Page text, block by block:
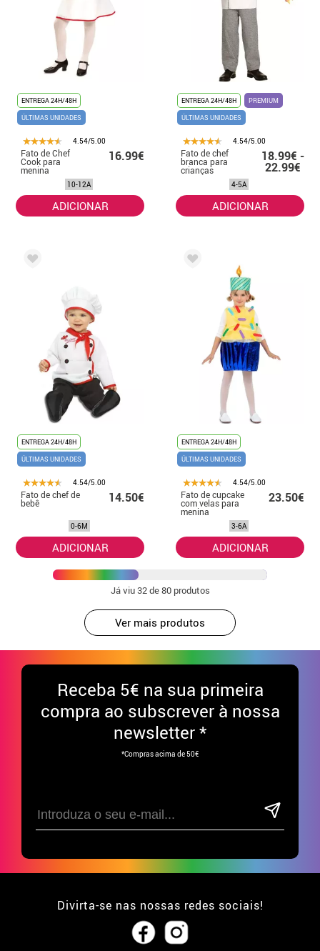
ENTREGA 24H/48H
ÚLTIMAS UNIDADES
4.54/5.00
Fato de Chef
Cook para
menina
16.99€
10-12A
ADICIONAR
ENTREGA 24H/48H
PREMIUM
ÚLTIMAS UNIDADES
4.54/5.00
Fato de chef
branca para
crianças
18.99€ -
22.99€
4-5A
ADICIONAR
ENTREGA 24H/48H
ÚLTIMAS UNIDADES
4.54/5.00
Fato de chef de
bebê 14.50€
0-6M
ADICIONAR
ENTREGA 24H/48H
ÚLTIMAS UNIDADES
4.54/5.00
Fato de cupcake
com velas para
menina
23.50€
3-6A
ADICIONAR
Já viu32de 80 produtos
Ver mais produtos
Receba 5€ na sua primeira
compra ao subscrever à nossa
newsletter *
*Compras acima de 50€
Divirta-se nas nossas redes sociais!